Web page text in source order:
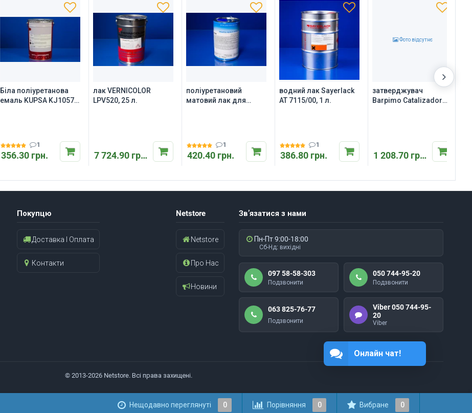
Біла поліуретанова
емаль KUPSA KJ1057C
356.30 грн.
1
лак VERNICOLOR
LPV520, 25 л.
7 724.90 грн.
поліуретановий
матовий лак для
420.40 грн.
1
водний лак Sayerlack
AT 7115/00, 1 л.
386.80 грн.
1
Фото відсутнє
затверджувач
Barpimo Catalizador
1 208.70 грн.
Покупцю
Доставка І Оплата
Контакти
Netstore
Netstore
Про Нас
Новини
Зв’язатися з нами
Пн-Пт 9:00-18:00
Сб-Нд: вихідні
097 58-58-303
Подзвонити
050 744-95-20
Подзвонити
063 825-76-77
Подзвонити
Viber 050 744-95-
20
Viber
© 2013-2026 Netstore. Всі права захищені.
Нещодавно переглянуті 0 Порівняння 0 Вибране 0
Онлайн чат!